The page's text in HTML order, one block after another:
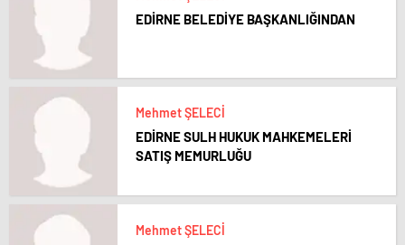
EDİRNE BELEDİYE BAŞKANLIĞINDAN
Mehmet ŞELECİ
EDİRNE SULH HUKUK MAHKEMELERİ
SATIŞ MEMURLUĞU
Mehmet ŞELECİ